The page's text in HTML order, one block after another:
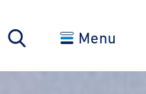
Menu